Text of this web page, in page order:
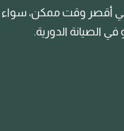
في أقصر وقت ممكن، سواء
الصيانة الدورية.